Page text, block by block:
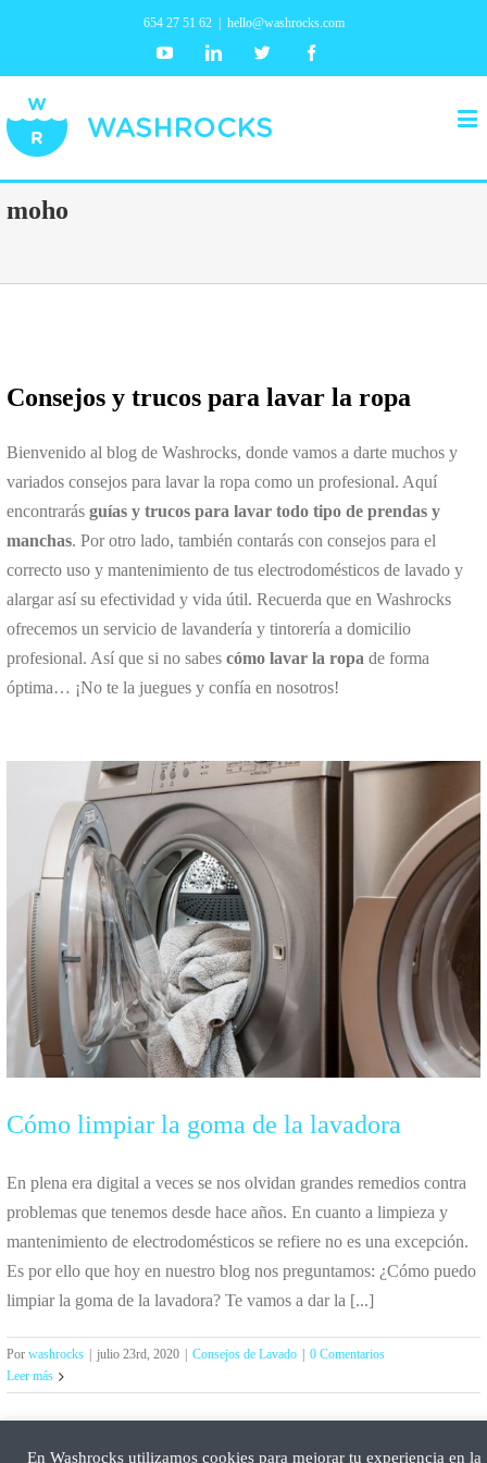
654 27 51 62 hello@washrocks.com
YoutubeLinkedin Twitter
moho
Consejos y trucos para lavar la ropa
Bienvenido al blog de Washrocks, donde vamos a darte muchos y
variados consejos para lavar la ropa como un profesional. Aquí
encontrarás guías y trucos para lavar todo tipo de prendas y
manchas. Por otro lado, también contarás con consejos para el
correcto uso y mantenimiento de tus electrodomésticos de lavado y
alargar así su efectividad y vida útil. Recuerda que en Washrocks
ofrecemos un servicio de lavandería y tintorería a domicilio
profesional. Así que si no sabes cómo lavar la ropa de forma
óptima… ¡No te la juegues y confía en nosotros!
Cómo limpiar la goma de la lavadora
En plena era digital a veces se nos olvidan grandes remedios contra
problemas que tenemos desde hace años. En cuanto a limpieza y
mantenimiento de electrodomésticos se refiere no es una excepción.
Es por ello que hoy en nuestro blog nos preguntamos: ¿Cómo puedo
limpiar la goma de la lavadora? Te vamos a dar la [...]
Por washrocks julio 23rd, 2020 Consejos de Lavado
0 Comentarios
Leer más
En Washrocks utilizamos cookies para mejorar tu experiencia en la